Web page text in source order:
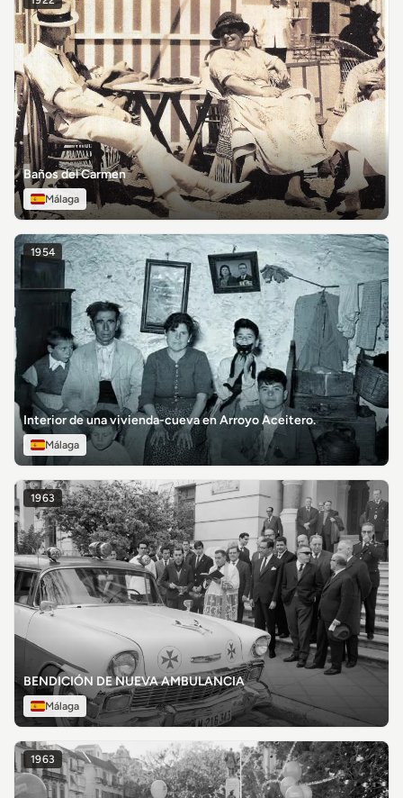
Baños del Carmen
Málaga
1954
Interior de una vivienda-cueva en Arroyo Aceitero.
Málaga
1963
BENDICIÓN DE NUEVA AMBULANCIA
Málaga
1963